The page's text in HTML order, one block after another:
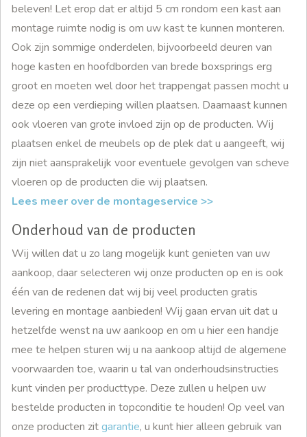
beleven! Let erop dat er altijd 5 cm rondom een kast aan
montage ruimte nodig is om uw kast te kunnen monteren.
Ook zijn sommige onderdelen, bijvoorbeeld deuren van
hoge kasten en hoofdborden van brede boxsprings erg
groot en moeten wel door het trappengat passen mocht u
deze op een verdieping willen plaatsen. Daarnaast kunnen
ook vloeren van grote invloed zijn op de producten. Wij
plaatsen enkel de meubels op de plek dat u aangeeft, wij
zijn niet aansprakelijk voor eventuele gevolgen van scheve
vloeren op de producten die wij plaatsen.
Lees meer over de montageservice >>
Onderhoud van de producten
Wij willen dat u zo lang mogelijk kunt genieten van uw
aankoop, daar selecteren wij onze producten op en is ook
één van de redenen dat wij bij veel producten gratis
levering en montage aanbieden! Wij gaan ervan uit dat u
hetzelfde wenst na uw aankoop en om u hier een handje
mee te helpen sturen wij u na aankoop altijd de algemene
voorwaarden toe, waarin u tal van onderhoudsinstructies
kunt vinden per producttype. Deze zullen u helpen uw
bestelde producten in topconditie te houden! Op veel van
onze producten zitgarantie, u kunt hier alleen gebruik van